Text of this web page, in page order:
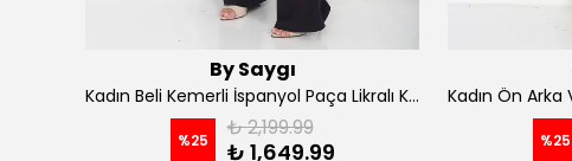
By Saygı
Kadın Beli Kemerli İspanyol Paça Likralı Krep Pantolon - Kahve
%25 ₺ 2,199.99
₺ 1,649.99 %25